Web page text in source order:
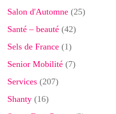
Salon d'Automne (25)
Santé – beauté (42)
Sels de France (1)
Senior Mobilité (7)
Services (207)
Shanty (16)